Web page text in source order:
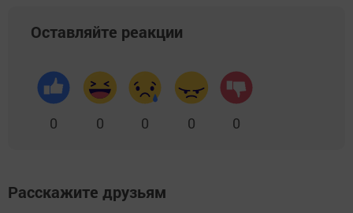
Оставляйте реакции
0 0 0 0 0
Расскажите друзьям